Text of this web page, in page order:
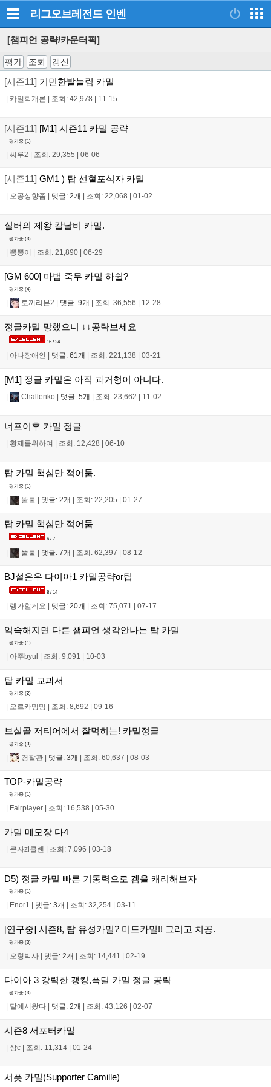
리그오브레전드 인벤
[챔피언 공략/카운터픽]
평가 조회 갱신
[시즌11] 기민한발놀림 카밀
카밀학개론 조회: 42,978 11-15
[시즌11] [M1] 시즌11 카밀 공략
평가중 (1)
씨루2 조회: 29,355 06-06
[시즌11] GM1 ) 탑 선혈포식자 카밀
오공상향좀 댓글: 2개 조회: 22,068 01-02
실버의 제왕 칼날비 카밀.
평가중 (3)
| 뽕뽕이 | 조회: 21,890 | 06-29
[GM 600] 마법 죽무 카밀 하쉴?
평가중 (4)
토끼리븐2 댓글: 9개 조회: 36,556 12-28
정글카밀 망했으니 ↓↓공략보세요
16 / 24
아나장애인 댓글: 61개 조회: 221,138 03-21
[M1] 정글 카밀은 아직 과거형이 아니다.
Challenko 댓글: 5개 조회: 23,662 11-02
너프이후 카밀 정글
황제를위하여 조회: 12,428 06-10
탑 카밀 핵심만 적어둠.
평가중 (1)
| 뚤툴 | 댓글: 2개 | 조회: 22,205 | 01-27
탑 카밀 핵심만 적어둠
6 / 7
뚤툴 댓글: 7개 조회: 62,397 08-12
BJ설은우 다이아1 카밀공략or팁
8 / 14
| 렝가할게요 | 댓글: 20개 | 조회: 75,071 | 07-17
익숙해지면 다른 챔피언 생각안나는 탑 카밀
평가중 (1)
| 아주byul | 조회: 9,091 | 10-03
탑 카밀 교과서
평가중 (2)
오르카밍밍 조회: 8,692 09-16
브실골 저티어에서 잘먹히는! 카밀정글
평가중 (3)
| 경찰관 | 댓글: 3개 | 조회: 60,637 | 08-03
TOP-카밀공략
평가중 (1)
Fairplayer 조회: 16,538 05-30
카밀 메모장 다4
큰자zi클랜 조회: 7,096 03-18
D5) 정글 카밀 빠른 기동력으로 겜을 캐리해보자
평가중 (1)
Enor1 댓글: 3개 조회: 32,254 03-11
[연구중] 시즌8, 탑 유성카밀? 미드카밀!! 그리고 치공.
평가중 (3)
| 오형박사 | 댓글: 2개 | 조회: 14,441 | 02-19
다이아 3 강력한 갱킹,폭딜 카밀 정글 공략
평가중 (3)
달에서왔다 댓글: 2개 조회: 43,126 02-07
시즌8 서포터카밀
상c 조회: 11,314 01-24
서폿 카밀(Supporter Camille)